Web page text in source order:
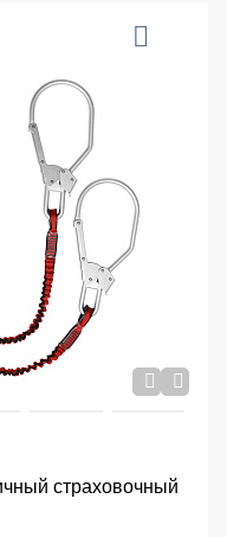
страховочный